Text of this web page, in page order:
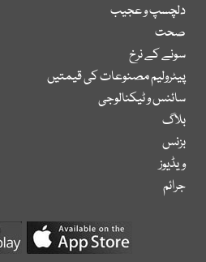
دلچسپ و عجیب
صحت
سونے کے نرخ
پیٹرولیم مصنوعات کی قیمتیں
سائنس و ٹیکنالوجی
بلاگ
بزنس
ویڈیوز
جرائم